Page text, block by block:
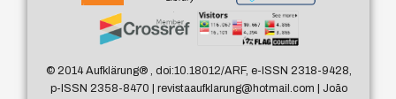
© 2014 Aufklärung®, doi:10.18012/ARF, e-ISSN 2318-9428,
p-ISSN 2358-8470 | revistaaufklarung@hotmail.com | João